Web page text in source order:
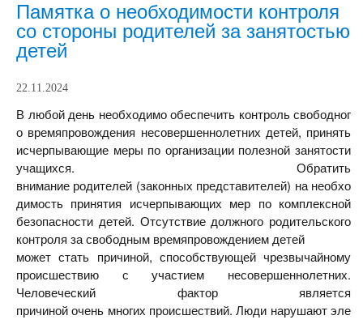
Памятка о необходимости контроля
со стороны родителей за занятостью
детей
22.11.2024
В любойдень необходимообеспечить контрольсвободног
о времяпровождения несовершеннолетних детей, принять
исчерпывающие меры по организации полезной занятости
учащихся. Обратить
внимание родителей (законных представителей) нанеобхо
димость принятия исчерпывающих мер по комплексной
безопасности детей. Отсутствиедолжного родительского
контроля за свободным времяпровождением детей
может стать причиной, способствующей чрезвычайному
происшествию сучастием несовершеннолетних.
Человеческий фактор является
причинойочень многих происшествий.Люди нарушаютэле